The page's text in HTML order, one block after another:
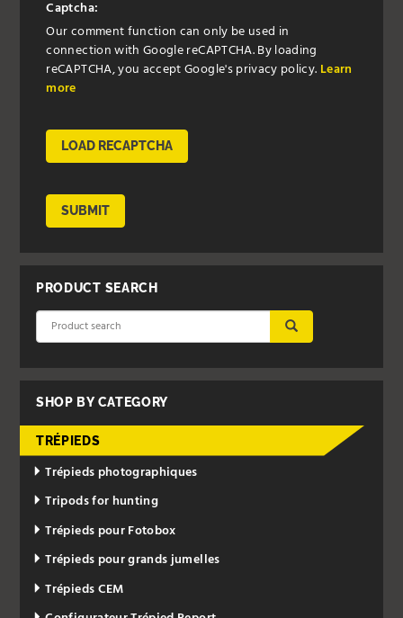
Captcha:
Our comment function can only be used in
connection with Google reCAPTCHA. By loading
reCAPTCHA, you accept Google's privacy policy. Learn
more
LOAD RECAPTCHA
SUBMIT
PRODUCT SEARCH
SUBMIT
SHOP BY CATEGORY
TRÉPIEDS
Trépieds photographiques
Tripods for hunting
Trépieds pour Fotobox
Trépieds pour grands jumelles
Trépieds CEM